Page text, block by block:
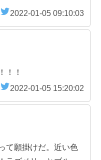
2022-01-05 09:10:03
！！
2022-01-05 15:20:02
て願掛けだ。近い色